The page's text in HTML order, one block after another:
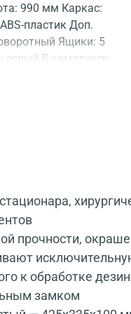
990 мм Каркас:
пластик Доп.
Ящики: 5
серый В комплекте:
CPR Опоры: колеса
прочности,
к обработке
замком